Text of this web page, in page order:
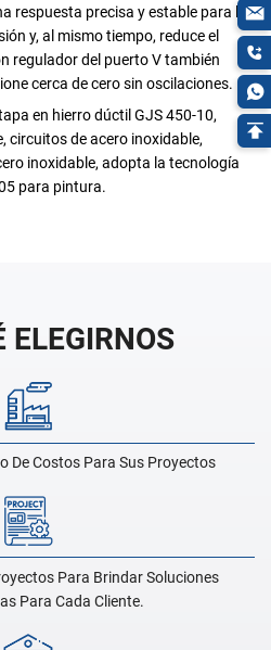
respuesta precisa y estable para la
y, al mismo tiempo, reduce el
regulador del puerto V también
cerca de cero sin oscilaciones.
en hierro dúctil GJS 450-10,
circuitos de acero inoxidable,
inoxidable, adopta la tecnología
para pintura.
ELEGIRNOS
De Costos Para Sus Proyectos
Para Brindar Soluciones
Para Cada Cliente.